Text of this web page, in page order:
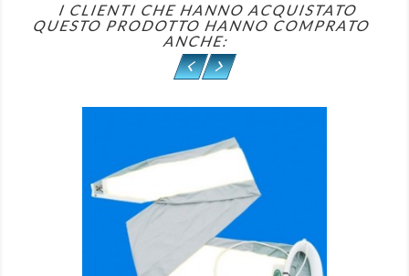
I CLIENTI CHE HANNO ACQUISTATO
QUESTO PRODOTTO HANNO COMPRATO
ANCHE: